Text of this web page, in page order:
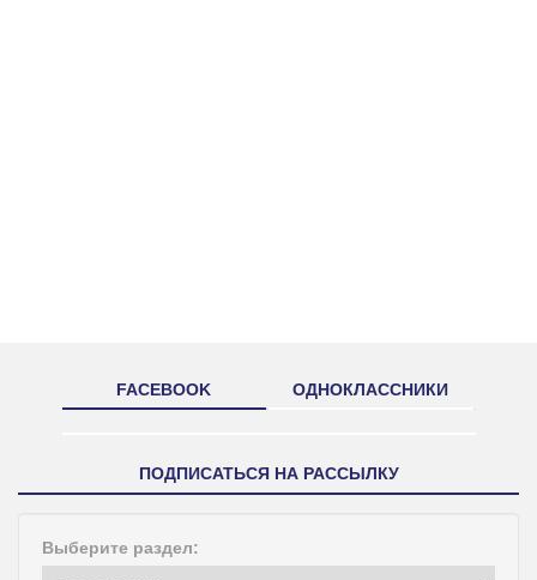
FACEBOOK ОДНОКЛАССНИКИ
ПОДПИСАТЬСЯ НА РАССЫЛКУ
Выберите раздел: